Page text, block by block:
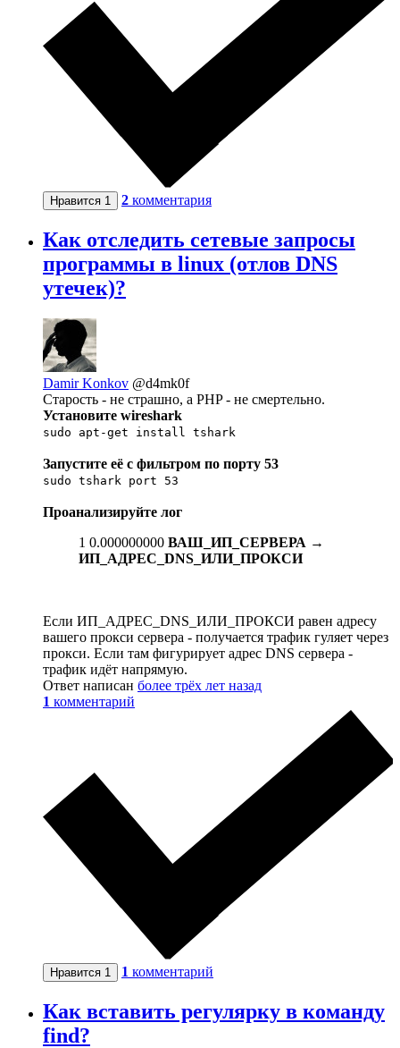
Нравится 1 2 комментария
Как отследить сетевые запросы
программы в linux (отлов DNS
утечек)?
Damir Konkov @d4mk0f
Старость - не страшно, а PHP - не смертельно.
Установите wireshark
sudo apt-get install tshark
Запустите её с фильтром по порту 53
sudo tshark port 53
Проанализируйте лог
1 0.000000000 ВАШ_ИП_СЕРВЕРА →
ИП_АДРЕС_DNS_ИЛИ_ПРОКСИ
Если ИП_АДРЕС_DNS_ИЛИ_ПРОКСИ равен адресу
вашего прокси сервера - получается трафик гуляет через
прокси. Если там фигурирует адрес DNS сервера -
трафик идёт напрямую.
Ответ написан более трёх лет назад
1 комментарий
Нравится 1 1 комментарий
Как вставить регулярку в команду
find?